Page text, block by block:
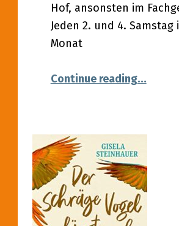
Hof, ansonsten im
Jeden 2. und 4. Samstag
Monat
Continue reading…